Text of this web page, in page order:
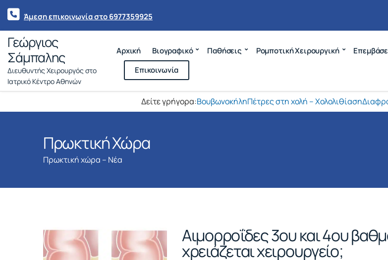
Άμεση επικοινωνία στο 6977359925
Γεώργιος
Σάμπαλης
Διευθυντής Χειρουργός στο
Ιατρικό Κέντρο Αθηνών
Αρχική Βιογραφικό Παθήσεις Ρομποτική Χειρουργική
Επικοινωνία
Δείτε γρήγορα:ΒουβωνοκήληΠέτρες στη χολή – Χολολιθίαση
Πρωκτική Χώρα
Πρωκτική χώρα – Νέα
Αιμορροΐδες 3ου και 4ου
χρειάζεται χειρουργείο;